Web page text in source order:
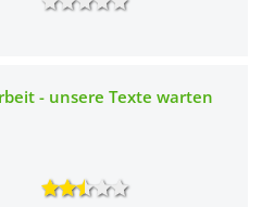
- unsere Texte warten